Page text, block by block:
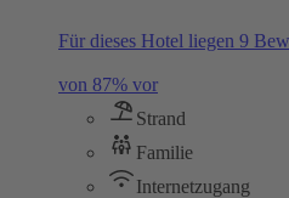
Für dieses Hotel liegen 9
von 87% vor
Strand
Familie
Internetzugang